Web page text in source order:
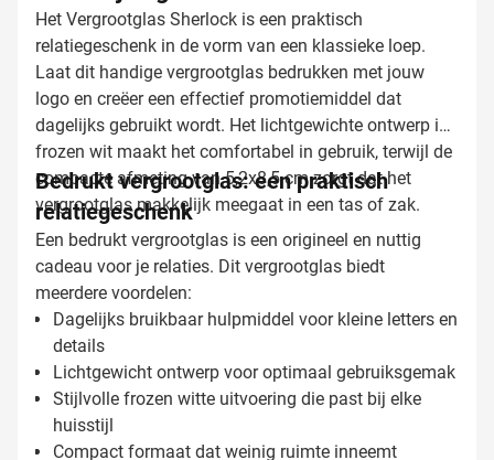
Het Vergrootglas Sherlock is een praktisch
relatiegeschenk in de vorm van een klassieke loep.
Laat dit handige vergrootglas bedrukken met jouw
logo en creëer een effectief promotiemiddel dat
dagelijks gebruikt wordt. Het lichtgewichte ontwerp in
frozen wit maakt het comfortabel in gebruik, terwijl de
compacte afmeting van 5,2x8,5 cm zorgt dat het
vergrootglas makkelijk meegaat in een tas of zak.
Bedrukt vergrootglas: een praktisch
relatiegeschenk
Een bedrukt vergrootglas is een origineel en nuttig
cadeau voor je relaties. Dit vergrootglas biedt
meerdere voordelen:
Dagelijks bruikbaar hulpmiddel voor kleine letters en
details
Lichtgewicht ontwerp voor optimaal gebruiksgemak
Stijlvolle frozen witte uitvoering die past bij elke
huisstijl
Compact formaat dat weinig ruimte inneemt